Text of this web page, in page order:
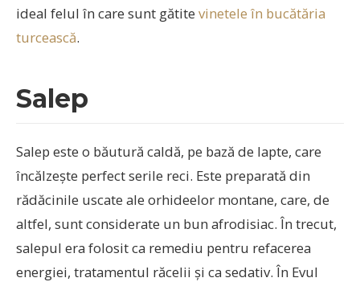
ideal felul în care sunt gătite vinetele în bucătăria
turcească.
Salep
Salep este o băutură caldă, pe bază de lapte, care
încălzește perfect serile reci. Este preparată din
rădăcinile uscate ale orhideelor montane, care, de
altfel, sunt considerate un bun afrodisiac. În trecut,
salepul era folosit ca remediu pentru refacerea
energiei, tratamentul răcelii și ca sedativ. În Evul